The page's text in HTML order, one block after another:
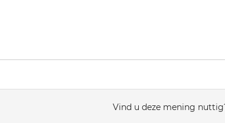
Vind u deze mening